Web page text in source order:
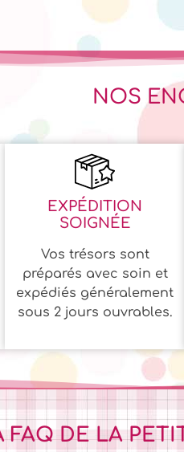
NOS
EXPÉDITION
SOIGNÉE
Vos trésors sont
préparés avec soin et
expédiés généralement
sous 2 jours ouvrables.
FAQ DE LA